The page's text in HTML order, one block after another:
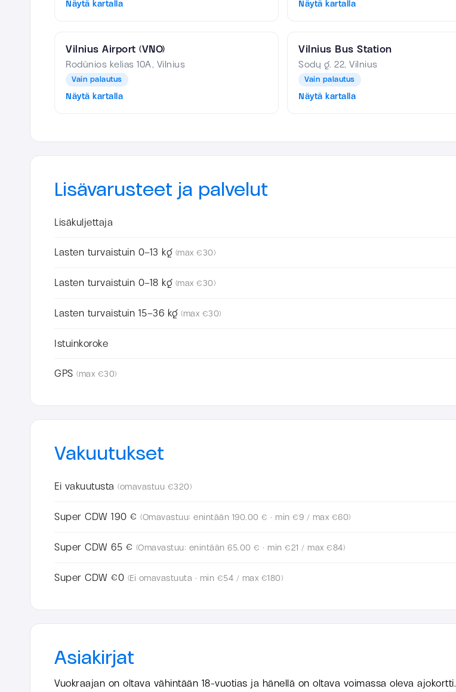
Näytä kartalla Näytä kartalla
Vilnius Airport (VNO)
Rodūnios kelias 10A, Vilnius
Vain palautus
Näytä kartalla
Vilnius Bus Station
Sodų g. 22, Vilnius
Vain palautus
Näytä kartalla
Lisävarusteet ja palvelut
Lisäkuljettaja
Lasten turvaistuin 0–13 kg (max €30)
Lasten turvaistuin 0–18 kg (max €30)
Lasten turvaistuin 15–36 kg (max €30)
Istuinkoroke
GPS (max €30)
Vakuutukset
Ei vakuutusta (omavastuu €320)
Super CDW 190 € (Omavastuu: enintään 190.00 € · min €9 / max €60)
Super CDW 65 € (Omavastuu: enintään 65.00 € · min €21 / max €84)
Super CDW €0 (Ei omavastuuta · min €54 / max €180)
Asiakirjat
Vuokraajan on oltava vähintään 18-vuotias ja hänellä on oltava voimassa oleva ajokortti.